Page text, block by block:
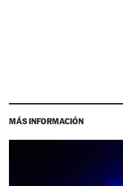
MÁS INFORMACIÓN